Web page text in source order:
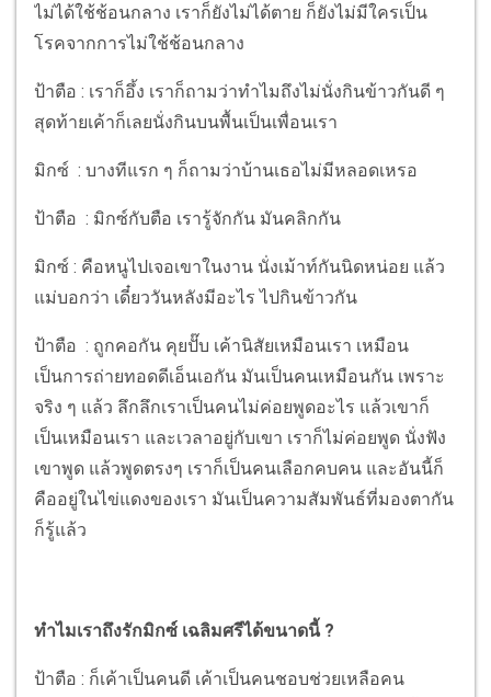
ไม่ได้ใช้ช้อนกลาง เราก็ยังไม่ได้ตาย ก็ยังไม่มีใครเป็น
โรคจากการไม่ใช้ช้อนกลาง
ป้าตือ : เราก็อึ้ง เราก็ถามว่าทำไมถึงไม่นั่งกินข้าวกันดี ๆ
สุดท้ายเค้าก็เลยนั่งกินบนพื้นเป็นเพื่อนเรา
มิกซ์ : บางทีแรก ๆ ก็ถามว่าบ้านเธอไม่มีหลอดเหรอ
ป้าตือ : มิกซ์กับตือ เรารู้จักกัน มันคลิกกัน
มิกซ์ : คือหนูไปเจอเขาในงาน นั่งเม้าท์กันนิดหน่อย แล้ว
แม่บอกว่า เดี๋ยววันหลังมีอะไร ไปกินข้าวกัน
ป้าตือ : ถูกคอกัน คุยปั๊บ เค้านิสัยเหมือนเรา เหมือน
เป็นการถ่ายทอดดีเอ็นเอกัน มันเป็นคนเหมือนกัน เพราะ
จริง ๆ แล้ว ลึกลึกเราเป็นคนไม่ค่อยพูดอะไร แล้วเขาก็
เป็นเหมือนเรา และเวลาอยู่กับเขา เราก็ไม่ค่อยพูด นั่งฟัง
เขาพูด แล้วพูดตรงๆ เราก็เป็นคนเลือกคบคน และอันนี้ก็
คืออยู่ในไข่แดงของเรา มันเป็นความสัมพันธ์ที่มองตากัน
ก็รู้แล้ว
ทำไมเราถึงรักมิกซ์ เฉลิมศรีได้ขนาดนี้ ?
ป้าตือ : ก็เค้าเป็นคนดี เค้าเป็นคนชอบช่วยเหลือคน